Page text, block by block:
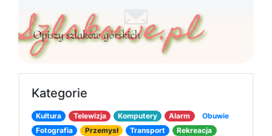
Kategorie
Kultura Telewizja Komputery Alarm
Obuwie
Fotografia
Przemysł Transport
Rekreacja